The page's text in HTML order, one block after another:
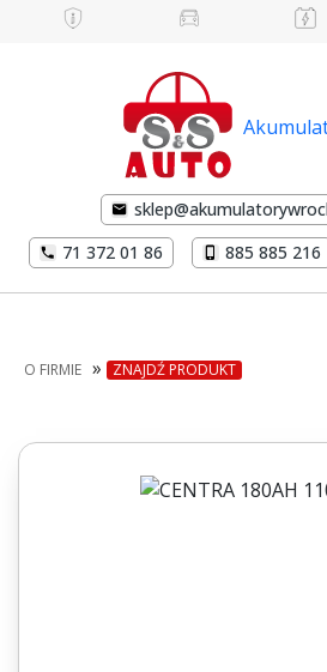
71 372 01 86
885 885 216
O FIRMIE » ZNAJDŹ PRODUKT